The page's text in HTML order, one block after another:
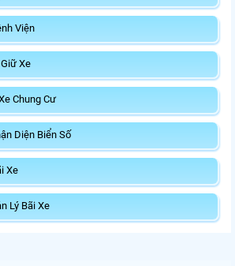
Viện
Xe
Chung Cư
Diện Biển Số
Xe
Lý Bãi Xe